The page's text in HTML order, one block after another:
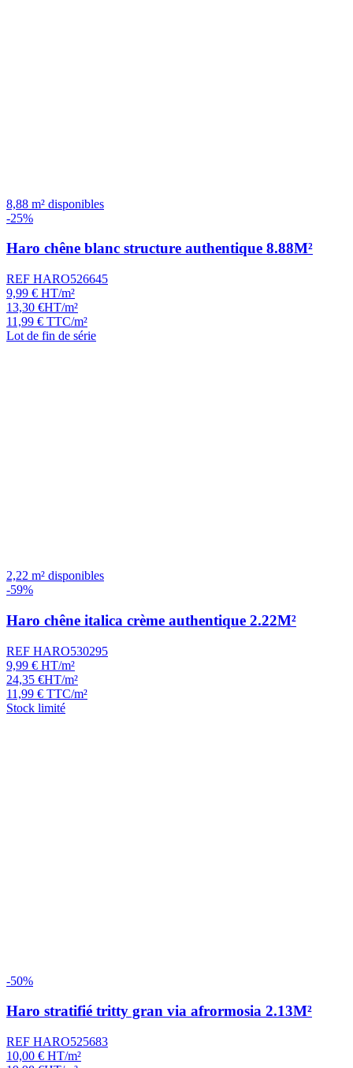
8,88 m² disponibles
-25%
Haro chêne blanc structure authentique 8.88M²
REF HARO526645
9,99 € HT/m²
13,30 €HT/m²
11,99 € TTC/m²
Lot de fin de série
2,22 m² disponibles
-59%
Haro chêne italica crème authentique 2.22M²
REF HARO530295
9,99 € HT/m²
24,35 €HT/m²
11,99 € TTC/m²
Stock limité
-50%
Haro stratifié tritty gran via afrormosia 2.13M²
REF HARO525683
10,00 € HT/m²